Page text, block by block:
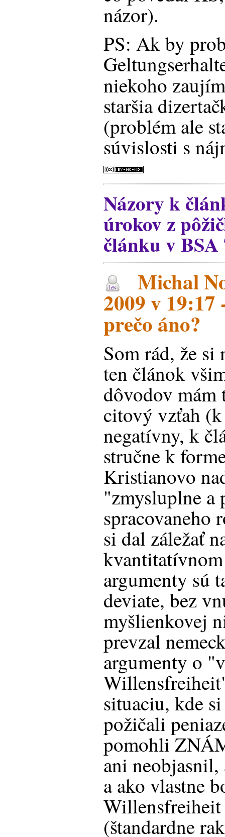
názor).
PS: Ak by
niekoho
staršia
(problém ale
súvislosti s
Názory k
úrokov z
článku v BSA
Michal
2009 v
prečo áno?
Som rád, že
ten článok
dôvodov
citový vzťah
negatívny, k
stručne k
Kristianovo
"zmysluplne a
spracovaneho
si dal záležať
argumenty sú
deviate, bez
myšlienkovej
prevzal
argumenty o
situaciu, kde
požičali
pomohli
ani
a ako vlastne
Willensfreiheit
(štandardne